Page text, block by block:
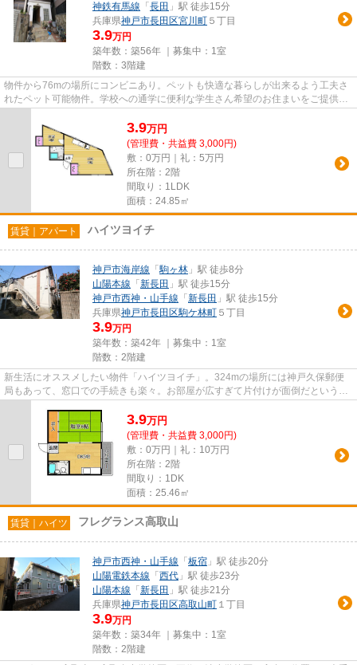
神鉄有馬線 「 長田 」駅 徒歩15分
兵庫県神戸市長田区宮川町 ５丁目
3.9万円
築年数：築56年 ｜募集中： 1室
階数：3階建
物件から76mの場所にコンビニあり。ペットも快適な暮らしが出来るよう工夫さ
れたペット可能物件。学校への通学に便利な学生さん希望のお住まいをご提供し
3.9万円
(管理費・共益費 3,000円)
敷：0万円｜礼：5万円
所在階：2階
間取り：1LDK
面積：24.85㎡
賃貸｜アパート ハイツヨイチ
神戸市海岸線 「駒ヶ林 」駅 徒歩8分
山陽本線 「 新長田 」駅 徒歩15分
神戸市西神・山手線 「 新長田 」駅 徒歩15分
兵庫県神戸市長田区駒ケ林町 ５丁目
3.9万円
築年数：築42年 ｜募集中： 1室
階数：2階建
新生活にオススメしたい物件「ハイツヨイチ」。324mの場所には神戸久保郵便
局もあって、窓口での手続きも楽々。お部屋が広すぎて片付けが面倒だという方
3.9万円
(管理費・共益費 3,000円)
敷：0万円｜礼：10万円
所在階：2階
間取り：1DK
面積：25.46㎡
賃貸｜ハイツ フレグランス高取山
神戸市西神・山手線 「 板宿 」駅 徒歩20分
山陽電鉄本線 「 西代 」駅 徒歩23分
山陽本線 「 新長田 」駅 徒歩21分
兵庫県神戸市長田区高取山町 １丁目
3.9万円
築年数：築34年 ｜募集中： 1室
階数：2階建